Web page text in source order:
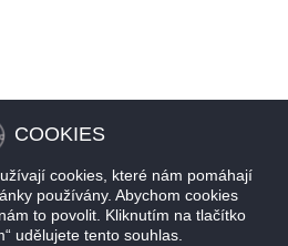
COOKIES
cookies, které nám pomáhají
používány. Abychom cookies
to povolit. Kliknutím na tlačítko
udělujete tento souhlas.